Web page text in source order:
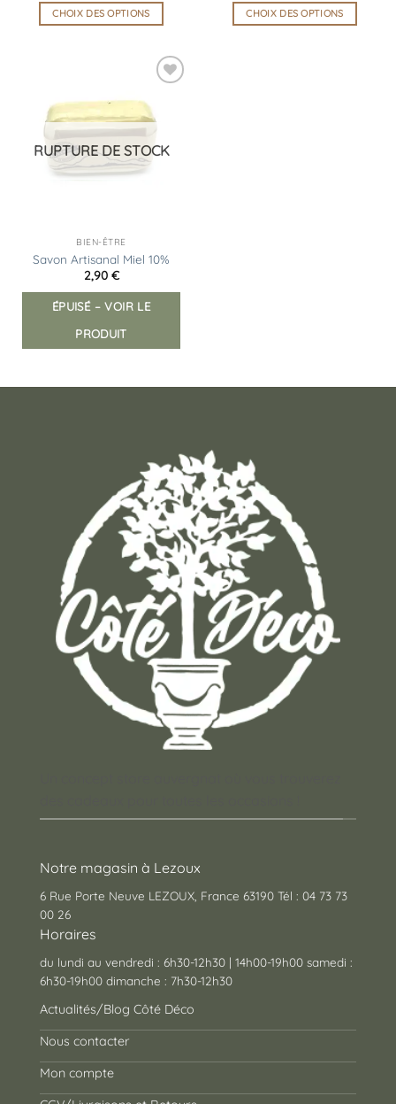
prix :
2,30 €
CHOIX DES OPTIONS
variations.
Les
options
peuvent
la
page
du
produit
prix :
2,90 €
CHOIX DES OPTIONS
liste
RUPTURE DE STOCK
BIEN-ÊTRE
Savon Artisanal Miel 10%
2,90 €
ÉPUISÉ – VOIR LE
PRODUIT
Notre magasin à Lezoux
6 Rue Porte Neuve LEZOUX, France 63190 Tél : 04 73 73
00 26
Horaires
du lundi au vendredi : 6h30-12h30 | 14h00-19h00 samedi :
6h30-19h00 dimanche : 7h30-12h30
Actualités/Blog Côté Déco
Nous contacter
Mon compte